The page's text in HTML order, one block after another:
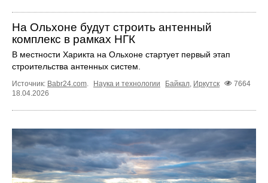
На Ольхоне будут строить антенный
комплекс в рамках НГК
В местности Харикта на Ольхоне стартует первый этап
строительства антенных систем.
Источник: Babr24.com Наука и технологии Байкал Иркутск
7664
18.04.2026